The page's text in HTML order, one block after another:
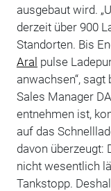
ausgebaut wird.
derzeit über 900
Standorten. Bis
Aral pulse
anwachsen“,
Sales Manager
entnehmen ist,
auf das
davon überzeugt:
nicht wesentlich
Tankstopp.